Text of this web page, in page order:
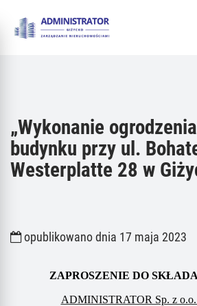
„Wykonanie
budynku przy ul.
Westerplatte 28 w
opublikowano dnia 17 maja 2023
ZAPROSZENIE DO
ADMINISTRATOR Sp. z